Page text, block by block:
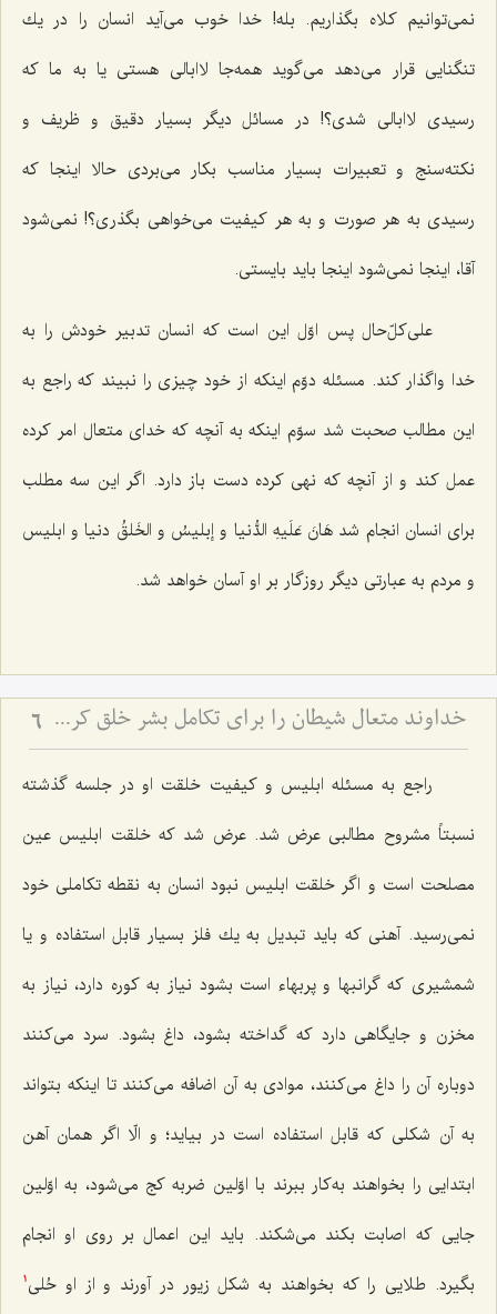
نمی‌توانیم كلاه بگذاریم. بله! خدا خوب می‌آید انسان را در یك
تنگنایی قرار می‌دهد می‌گوید همه‌جا لاابالی هستی یا به ما كه
رسیدی لاابالی شدی؟! در مسائل دیگر بسیار دقیق و ظریف و
نكته‌سنج و تعبیرات بسیار مناسب بكار می‌بردی حالا اینجا كه
رسیدی به هر صورت و به هر كیفیت می‌خواهی بگذری؟! نمی‌شود
آقا، اینجا نمی‌شود اینجا باید بایستی.
علی‌كلّ‌حال پس اوّل این است كه انسان تدبیر خودش را به
خدا واگذار كند. مسئله دوّم اینكه از خود چیزی را نبیند كه راجع به
این مطالب صحبت شد سوّم اینكه به آنچه كه خدای متعال امر كرده
عمل كند و از آنچه كه نهی كرده دست باز دارد. اگر این سه مطلب
برای انسان انجام شد هَانَ عَلَیهِ الدُّنیا و إبلیسُ و الخَلقُ دنیا و ابلیس
و مردم به عبارتی دیگر روزگار بر او آسان خواهد شد.
خداوند متعال شیطان را برای تکامل بشر خلق کرده است 6
راجع به مسئله ابلیس و كیفیت خلقت او در جلسه گذشته
نسبتاً مشروح مطالبی عرض شد. عرض شد كه خلقت ابلیس عین
مصلحت است و اگر خلقت ابلیس نبود انسان به نقطه تكاملی خود
نمی‌رسید. آهنی كه باید تبدیل به یك فلز بسیار قابل استفاده و یا
شمشیری كه گرانبها و پربهاء است بشود نیاز به كوره دارد، نیاز به
مخزن و جایگاهی دارد كه گداخته بشود، داغ بشود. سرد می‌كنند
دوباره آن را داغ می‌كنند، موادی به آن اضافه می‌كنند تا اینكه بتواند
به آن شكلی كه قابل استفاده است در بیاید؛ و الّا اگر همان آهن
ابتدایی را بخواهند به‌كار ببرند با اوّلین ضربه كج می‌شود، به اوّلین
جایی كه اصابت بكند می‌شكند. باید این اعمال بر روی او انجام
بگیرد. طلایی را كه بخواهند به شكل زیور در آورند و از او حُلی‌ 1